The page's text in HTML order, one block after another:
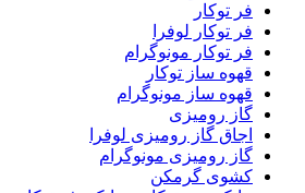
فر توکار
فر توکار لوفرا
فر توکار مونوگرام
قهوه ساز توکار
قهوه ساز مونوگرام
گاز رومیزی
اجاق گاز رومیزی لوفرا
گاز رومیزی مونوگرام
کشوی گرمکن